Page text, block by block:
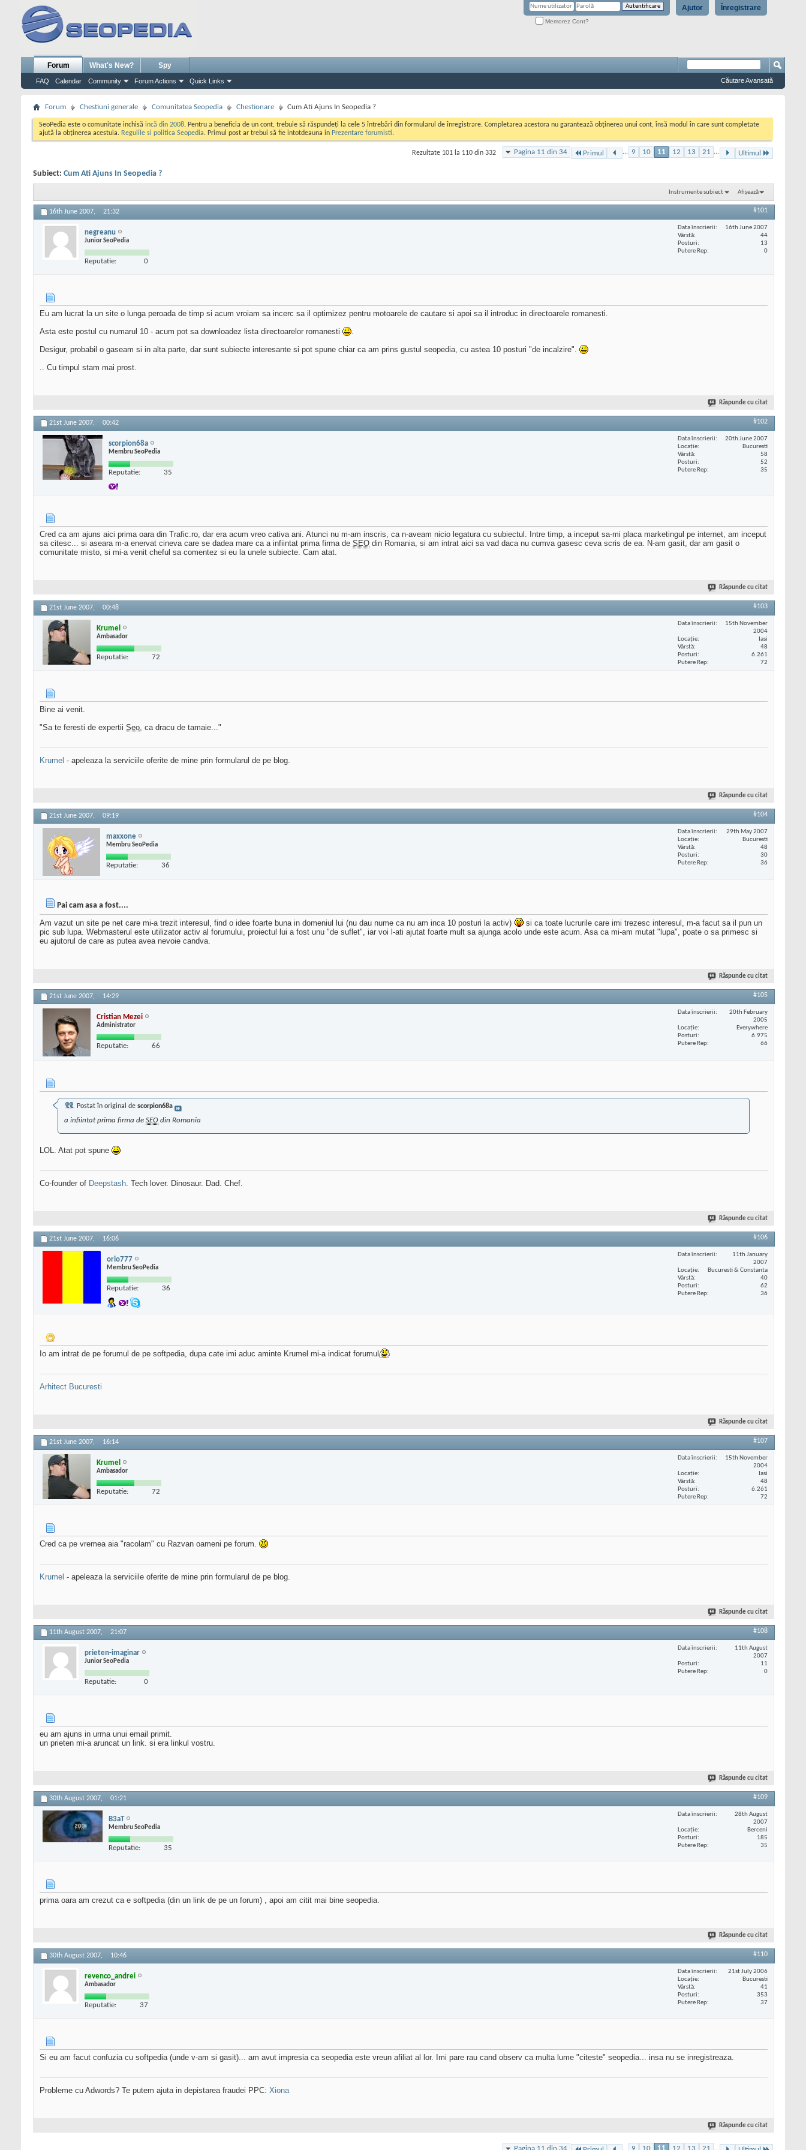
Înregistrare
Ajutor
Memorez Cont?
Forum
FAQ Calendar Community Forum Actions Quick Links
What's New? Spy
Căutare Avansată
Forum Chestiuni generale Comunitatea Seopedia Chestionare Cum Ati Ajuns In Seopedia ?
SeoPedia este o comunitate inchisă incă din 2008. Pentru a beneficia de un cont, trebuie să răspundeți la cele 5 întrebări din formularul de înregistrare. Completarea acestora nu garantează obținerea unui cont, însă modul în care sunt completate
ajută la obținerea acestuia. Regulile si politica Seopedia. Primul post ar trebui să fie intotdeauna in Prezentare forumisti.
Pagina 11 din 34 Primul ... 9 10 11 12 13 21 ... Ultimul
Rezultate 101 la 110 din 332
Subiect: Cum Ati Ajuns In Seopedia ?
Instrumente subiect Afișează
16th June 2007, 21:32 #101
negreanu
Junior SeoPedia
Reputatie: 0
Data înscrierii
16th June 2007
Vârstă
44
Posturi
13
Putere Rep
0
Eu am lucrat la un site o lunga peroada de timp si acum vroiam sa incerc sa il optimizez pentru motoarele de cautare si apoi sa il introduc in directoarele romanesti.
Asta este postul cu numarul 10 - acum pot sa downloadez lista directoarelor romanesti
.
Desigur, probabil o gaseam si in alta parte, dar sunt subiecte interesante si pot spune chiar ca am prins gustul seopedia, cu astea 10 posturi "de incalzire".
.. Cu timpul stam mai prost.
Răspunde cu citat
21st June 2007, 00:42 #102
scorpion68a
Membru SeoPedia
Reputatie: 35
Data înscrierii
20th June 2007
Locaţie
Bucuresti
Vârstă
58
Posturi
52
Putere Rep
35
Cred ca am ajuns aici prima oara din Trafic.ro, dar era acum vreo cativa ani. Atunci nu m-am inscris, ca n-aveam nicio legatura cu subiectul. Intre timp, a inceput sa-mi placa marketingul pe internet, am inceput
sa citesc... si aseara m-a enervat cineva care se dadea mare ca a infiintat prima firma de SEO din Romania, si am intrat aici sa vad daca nu cumva gasesc ceva scris de ea. N-am gasit, dar am gasit o
comunitate misto, si mi-a venit cheful sa comentez si eu la unele subiecte. Cam atat.
Răspunde cu citat
21st June 2007, 00:48 #103
Krumel
Ambasador
Reputatie: 72
Data înscrierii
15th November
2004
Locaţie
Iasi
Vârstă
48
Posturi
6.261
Putere Rep
72
Bine ai venit.
"Sa te feresti de expertii Seo, ca dracu de tamaie..."
Krumel - apeleaza la serviciile oferite de mine prin formularul de pe blog.
Răspunde cu citat
21st June 2007, 09:19 #104
maxxone
Membru SeoPedia
Reputatie: 36
Data înscrierii
29th May 2007
Locaţie
Bucuresti
Vârstă
48
Posturi
30
Putere Rep
36
Pai cam asa a fost....
Am vazut un site pe net care mi-a trezit interesul, find o idee foarte buna in domeniul lui (nu dau nume ca nu am inca 10 posturi la activ)
si ca toate lucrurile care imi trezesc interesul, m-a facut sa il pun un
pic sub lupa. Webmasterul este utilizator activ al forumului, proiectul lui a fost unu "de suflet", iar voi l-ati ajutat foarte mult sa ajunga acolo unde este acum. Asa ca mi-am mutat "lupa", poate o sa primesc si
eu ajutorul de care as putea avea nevoie candva.
Răspunde cu citat
21st June 2007, 14:29 #105
Cristian Mezei
Administrator
Reputatie: 66
Data înscrierii
20th February
2005
Locaţie
Everywhere
Posturi
6.975
Putere Rep
66
Postat în original de scorpion68a
a infiintat prima firma de SEO din Romania
LOL. Atat pot spune
Co-founder of Deepstash. Tech lover. Dinosaur. Dad. Chef.
Răspunde cu citat
21st June 2007, 16:06 #106
orio777
Membru SeoPedia
Reputatie: 36
Data înscrierii
11th January
2007
Locaţie
Bucuresti & Constanta
Vârstă
40
Posturi
62
Putere Rep
36
Io am intrat de pe forumul de pe softpedia, dupa cate imi aduc aminte Krumel mi-a indicat forumul
Arhitect Bucuresti
Răspunde cu citat
21st June 2007, 16:14 #107
Krumel
Ambasador
Reputatie: 72
Data înscrierii
15th November
2004
Locaţie
Iasi
Vârstă
48
Posturi
6.261
Putere Rep
72
Cred ca pe vremea aia "racolam" cu Razvan oameni pe forum.
Krumel - apeleaza la serviciile oferite de mine prin formularul de pe blog.
Răspunde cu citat
11th August 2007, 21:07 #108
prieten-imaginar
Junior SeoPedia
Reputatie: 0
Data înscrierii
11th August
2007
Posturi
11
Putere Rep
0
eu am ajuns in urma unui email primit.
un prieten mi-a aruncat un link. si era linkul vostru.
Răspunde cu citat
30th August 2007, 01:21 #109
B3aT
Membru SeoPedia
Reputatie: 35
Data înscrierii
28th August
2007
Locaţie
Berceni
Posturi
185
Putere Rep
35
prima oara am crezut ca e softpedia (din un link de pe un forum) , apoi am citit mai bine seopedia.
Răspunde cu citat
30th August 2007, 10:46 #110
revenco_andrei
Ambasador
Reputatie: 37
Data înscrierii
21st July 2006
Locaţie
Bucuresti
Vârstă
41
Posturi
353
Putere Rep
37
Si eu am facut confuzia cu softpedia (unde v-am si gasit)... am avut impresia ca seopedia este vreun afiliat al lor. Imi pare rau cand observ ca multa lume "citeste" seopedia... insa nu se inregistreaza.
Probleme cu Adwords? Te putem ajuta in depistarea fraudei PPC: Xiona
Răspunde cu citat
Pagina 11 din 34 9 10 11 12 13 21